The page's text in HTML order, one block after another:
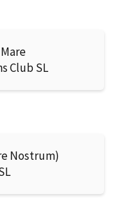
Club SL
Nostrum)